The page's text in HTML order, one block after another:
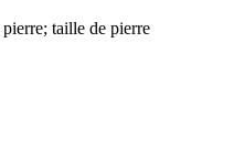
taille de pierre